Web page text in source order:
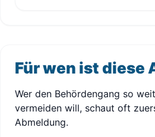
Für wen ist diese
Wer den Behördengang so
vermeiden will, schaut oft
Abmeldung.